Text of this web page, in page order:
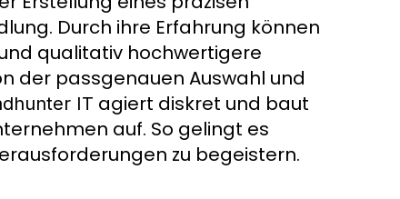
Durch ihre Erfahrung können
qualitativ hochwertigere
der passgenauen Auswahl und
IT agiert diskret und baut
auf. So gelingt es
zu begeistern.